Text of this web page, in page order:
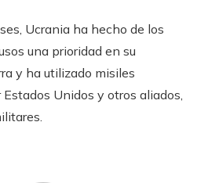
Ucrania ha hecho de los
una prioridad en su
y ha utilizado misiles
Unidos y otros aliados,